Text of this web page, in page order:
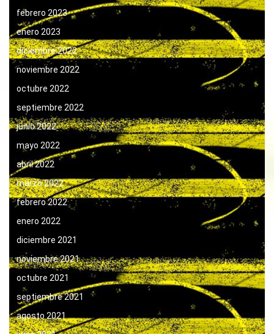
febrero 2023
enero 2023
diciembre 2022
noviembre 2022
octubre 2022
septiembre 2022
junio 2022
mayo 2022
abril 2022
marzo 2022
febrero 2022
enero 2022
diciembre 2021
noviembre 2021
octubre 2021
septiembre 2021
agosto 2021